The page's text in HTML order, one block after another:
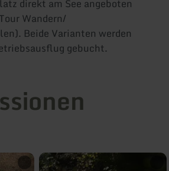
direkt am See angeboten
Wandern/
Beide Varianten werden
gebucht.